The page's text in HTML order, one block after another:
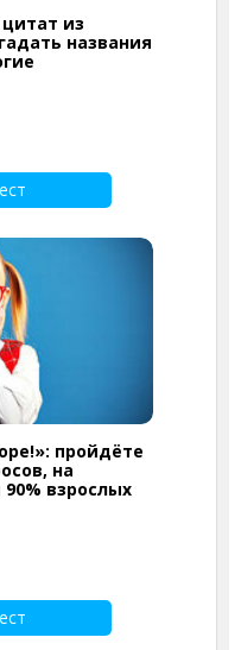
из
названия
пройдёте
на
взрослых